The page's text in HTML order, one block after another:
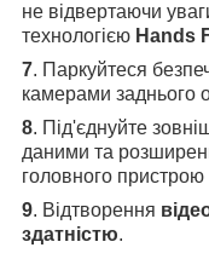
не відвертаючи
технологією Hands
7. Паркуйтеся
камерами заднього
8. Під'єднуйте
даними та
головного
9. Відтворення
здатністю.